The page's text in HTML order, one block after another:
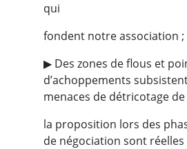
qui
fondent notre association ;
▶︎ Des zones de flous et
d’achoppements
menaces de détricotage de
la proposition lors des
de négociation sont réelles